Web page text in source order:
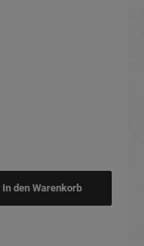
In den Warenkorb